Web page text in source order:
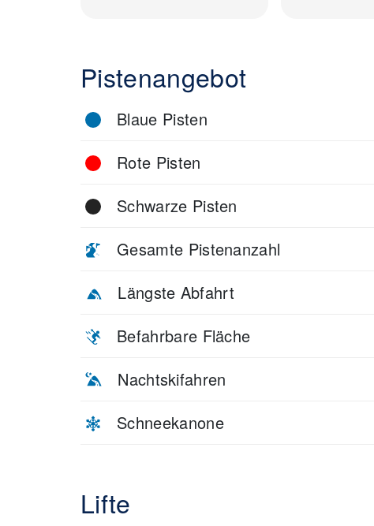
Pistenangebot
Blaue Pisten
Rote Pisten
Schwarze Pisten
Gesamte Pistenanzahl
Längste Abfahrt
Befahrbare Fläche
Nachtskifahren
Schneekanone
Lifte